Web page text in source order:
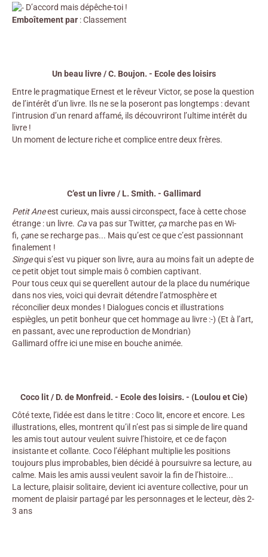
D’accord mais dépêche-toi !
Emboîtement par : Classement
Un beau livre / C. Boujon. - Ecole des loisirs
Entre le pragmatique Ernest et le rêveur Victor, se pose la question
de l’intérêt d’un livre. Ils ne se la poseront pas longtemps : devant
l’intrusion d’un renard affamé, ils découvriront l’ultime intérêt du
livre !
Un moment de lecture riche et complice entre deux frères.
C’est un livre / L. Smith. - Gallimard
Petit Aneest curieux, mais aussi circonspect, face à cette chose
étrange : un livre. Cava pas sur Twitter, ça marche pas en Wi-
fi, çane se recharge pas... Mais qu’est ce que c’est passionnant
finalement !
Singequi s’est vu piquer son livre, aura au moins fait un adepte de
ce petit objet tout simple mais ô combien captivant.
Pour tous ceux qui se querellent autour de la place du numérique
dans nos vies, voici qui devrait détendre l’atmosphère et
réconcilier deux mondes ! Dialogues concis et illustrations
espiègles, un petit bonheur que cet hommage au livre :-) (Et à l’art,
en passant, avec une reproduction de Mondrian)
Gallimard offre ici une mise en bouche animée.
Coco lit / D. de Monfreid. - Ecole des loisirs. - (Loulou et Cie)
Côté texte, l’idée est dans le titre : Coco lit, encore et encore. Les
illustrations, elles, montrent qu’il n’est pas si simple de lire quand
les amis tout autour veulent suivre l’histoire, et ce de façon
insistante et collante. Coco l’éléphant multiplie les positions
toujours plus improbables, bien décidé à poursuivre sa lecture, au
calme. Mais les amis aussi veulent savoir la fin de l’histoire...
La lecture, plaisir solitaire, devient ici aventure collective, pour un
moment de plaisir partagé par les personnages et le lecteur, dès 2-
3 ans